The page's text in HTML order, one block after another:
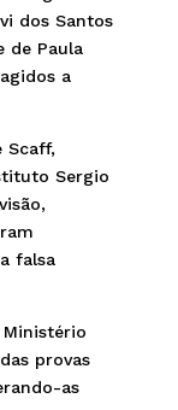
dos Santos
de Paula
a
Scaff,
Sergio
falsa
provas
as